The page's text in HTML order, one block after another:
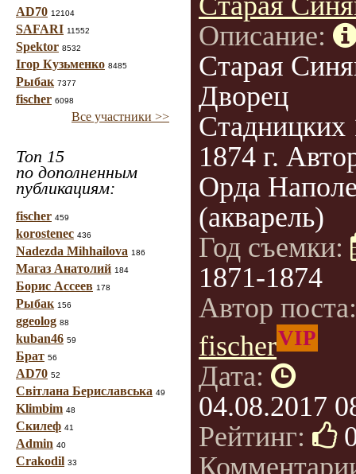
AD70 12104
SAFARI 11552
Spektor 8532
Ігор Кузьменко 8485
Рыбак 7377
fischer 6098
Все участники >>
Топ 15
по дополненным
публикациям:
fischer 459
korostenec 436
Nadezda Mihhailova 186
Магаз Анатолий 184
Борис Ассеев 178
Рыбак 156
ggeolog 88
kuban46 59
Брат 56
AD70 52
Світлана Бериславська 49
Klimbim 48
Скилеф 41
Admin 40
Crakodil 33
Описание:
Старая
Дворец
Стадницких
1874 г.
Орда
(акварель)
Год съемки:
1871-1874
Автор
fischerVIP
Дата:
04.08.2017
Рейтинг: